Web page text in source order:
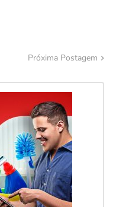
Próxima Postagem